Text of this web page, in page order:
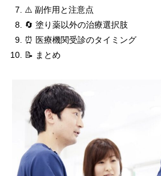
⚠️ 副作用と注意点
🔄 塗り薬以外の治療選択肢
⏰ 医療機関受診のタイミング
📝 まとめ